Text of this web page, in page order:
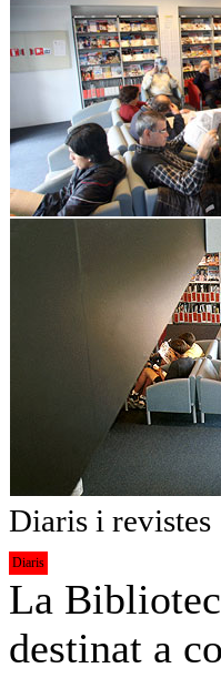
Diaris i revistes
Diaris
La
destinat a